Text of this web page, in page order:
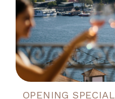
OPENING SPECIAL